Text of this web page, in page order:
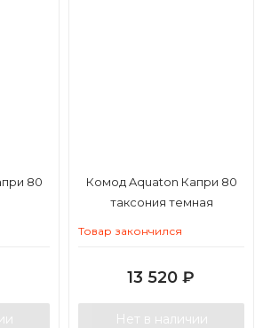
80
Комод Aquaton Капри 80
таксония темная
Товар закончился
13 520 ₽
Нет в наличии